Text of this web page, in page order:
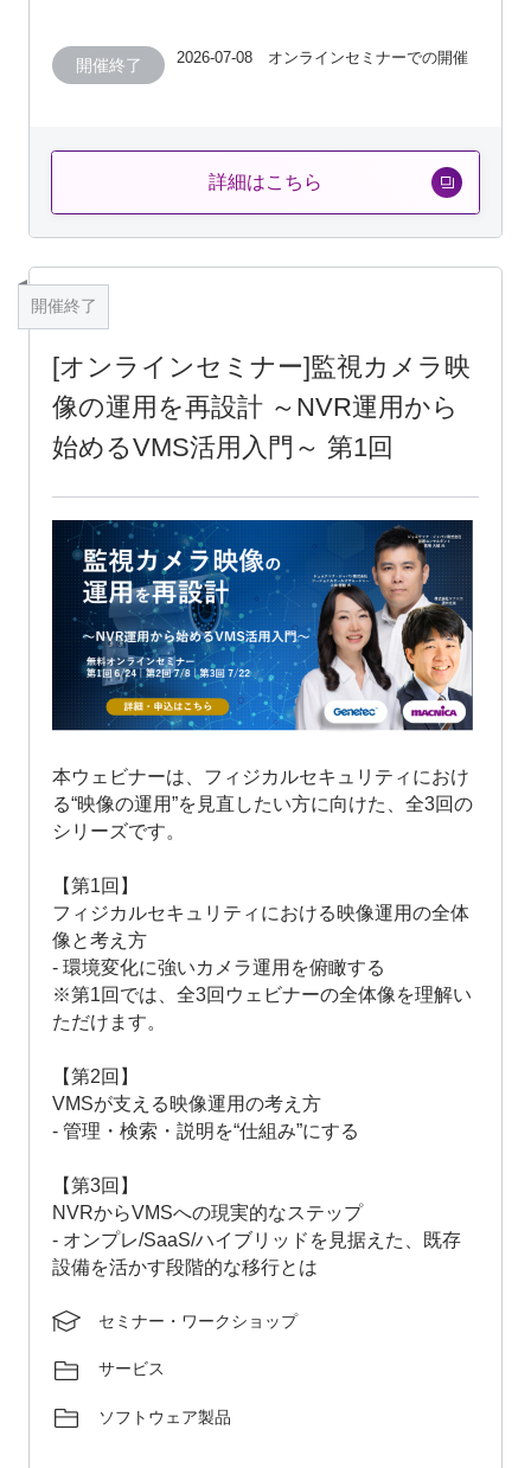
開催終了 2026-07-08 オンラインセミナーでの開催
詳細はこちら
開催終了
[オンラインセミナー]監視カメラ映
像の運用を再設計 ～NVR運用から
始めるVMS活用入門～ 第1回
本ウェビナーは、フィジカルセキュリティにおけ
る“映像の運用”を見直したい方に向けた、全3回の
シリーズです。
【第1回】
フィジカルセキュリティにおける映像運用の全体
像と考え方
- 環境変化に強いカメラ運用を俯瞰する
※第1回では、全3回ウェビナーの全体像を理解い
ただけます。
【第2回】
VMSが支える映像運用の考え方
- 管理・検索・説明を“仕組み”にする
【第3回】
NVRからVMSへの現実的なステップ
- オンプレ/SaaS/ハイブリッドを見据えた、既存
設備を活かす段階的な移行とは
セミナー・ワークショップ
サービス
ソフトウェア製品